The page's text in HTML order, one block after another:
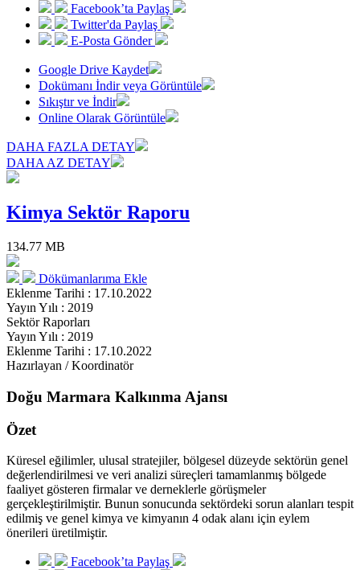
Facebook’ta Paylaş
Twitter'da Paylaş
E-Posta Gönder
Google Drive Kaydet
Dokümanı İndir veya Görüntüle
Sıkıştır ve İndir
Online Olarak Görüntüle
DAHA FAZLA DETAY
DAHA AZ DETAY
Kimya Sektör Raporu
134.77 MB
Dökümanlarıma Ekle
Eklenme Tarihi : 17.10.2022
Yayın Yılı : 2019
Sektör Raporları
Yayın Yılı : 2019
Eklenme Tarihi : 17.10.2022
Hazırlayan / Koordinatör
Doğu Marmara Kalkınma Ajansı
Özet
Küresel eğilimler, ulusal stratejiler, bölgesel düzeyde sektörün genel
değerlendirilmesi ve veri analizi süreçleri tamamlanmış bölgede
faaliyet gösteren firmalar ve derneklerle görüşmeler
gerçekleştirilmiştir. Bunun sonucunda sektördeki sorun alanları tespit
edilmiş ve genel kimya ve kimyanın 4 odak alanı için eylem
önerileri üretilmiştir.
Facebook’ta Paylaş